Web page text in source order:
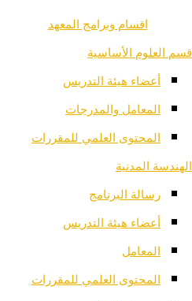
اقسام وبرامج المعهد
قسم العلوم الأساسية
أعضاء هيئة التدريس
المعامل والمدرجات
المحتوى العلمي للمقررات
الهندسة المدنية
رسالة البرنامج
أعضاء هيئة التدريس
المعامل
المحتوى العلمي للمقررات